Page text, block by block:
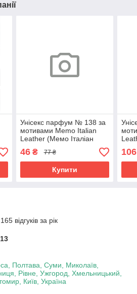
Унісекс парфум № 138 за
мотивами Memo Italian
Leather (Мемо Італіан
46₴ 77 ₴
Купити
106
відгуків за рік
Полтава, Суми, Миколаїв,
Рівне, Ужгород, Хмельницький,
Київ, Україна